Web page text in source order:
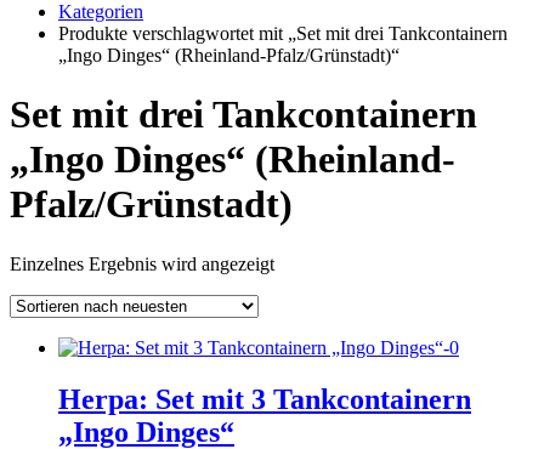
Kategorien
Produkte verschlagwortet mit „Set mit drei Tankcontainern
„Ingo Dinges“ (Rheinland-Pfalz/Grünstadt)“
Set mit drei Tankcontainern
„Ingo Dinges“ (Rheinland-
Pfalz/Grünstadt)
Einzelnes Ergebnis wird angezeigt
Herpa: Set mit 3 Tankcontainern
„Ingo Dinges“